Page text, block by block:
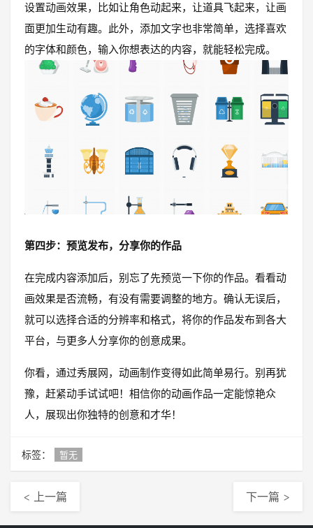
设置动画效果，比如让角色动起来，让道具飞起来，让画
面更加生动有趣。此外，添加文字也非常简单，选择喜欢
的字体和颜色，输入你想表达的内容，就能轻松完成。
第四步：预览发布，分享你的作品
在完成内容添加后，别忘了先预览一下你的作品。看看动
画效果是否流畅，有没有需要调整的地方。确认无误后，
就可以选择合适的分辨率和格式，将你的作品发布到各大
平台，与更多人分享你的创意成果。
你看，通过秀展网，动画制作变得如此简单易行。别再犹
豫，赶紧动手试试吧！相信你的动画作品一定能惊艳众
人，展现出你独特的创意和才华！
标签： 暂无
< 上一篇 下一篇 >